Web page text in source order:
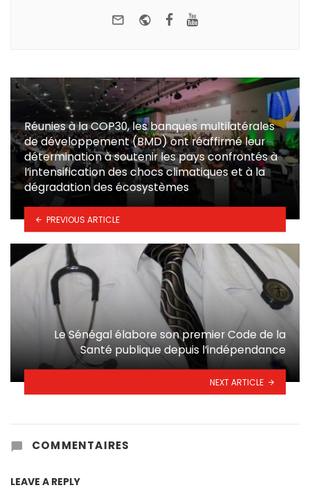
e-mailWebsiteFacebook
Réunies à la COP30, les banques multilatérales
de développement (BMD) ont réaffirmé leur
détermination à soutenir les pays confrontés à
l’intensification des chocs climatiques et à la
dégradation des écosystèmes
PREVIOUS ARTICLE
Le Sénégal élabore son premier Code de la
Santé publique depuis l’indépendance
NEXT ARTICLE
COMMENTAIRES
LEAVE A REPLY